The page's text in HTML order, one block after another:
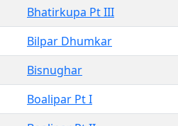
Bhatirkupa Pt III
Bilpar Dhumkar
Bisnughar
Boalipar Pt I